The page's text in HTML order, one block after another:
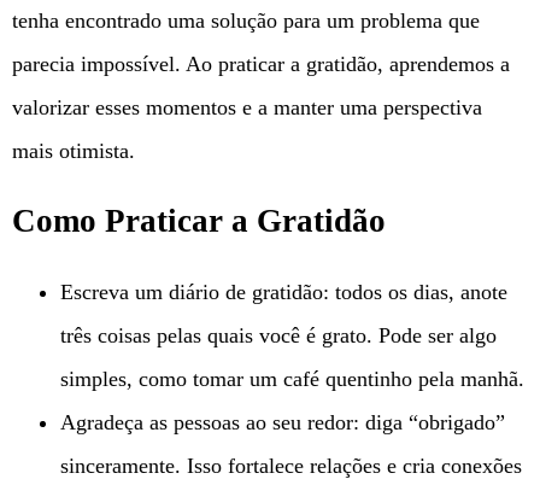
tenha encontrado uma solução para um problema que
parecia impossível. Ao praticar a gratidão, aprendemos a
valorizar esses momentos e a manter uma perspectiva
mais otimista.
Como Praticar a Gratidão
Escreva um diário de gratidão: todos os dias, anote
três coisas pelas quais você é grato. Pode ser algo
simples, como tomar um café quentinho pela manhã.
Agradeça as pessoas ao seu redor: diga “obrigado”
sinceramente. Isso fortalece relações e cria conexões